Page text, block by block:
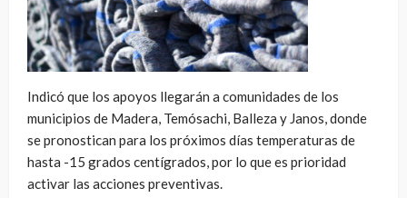
Indicó que los apoyos llegarán a comunidades de los
municipios de Madera, Temósachi, Balleza y Janos, donde
se pronostican para los próximos días temperaturas de
hasta -15 grados centígrados, por lo que es prioridad
activar las acciones preventivas.